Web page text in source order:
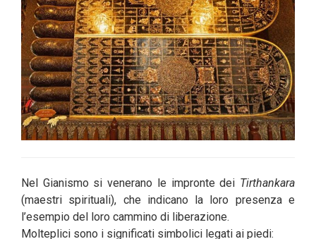
Nel Gianismo si venerano le impronte dei Tirthankara
(maestri spirituali), che indicano la loro presenza e
l’esempio del loro cammino di liberazione.
Molteplici sono i significati simbolici legati ai piedi: